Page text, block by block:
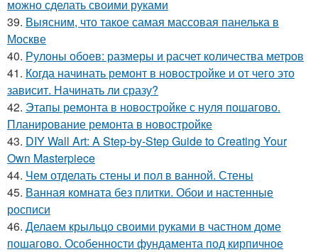
можно сделать своими руками
39. Выясним, что такое самая массовая панелька в
Москве
40. Рулоны обоев: размеры и расчет количества метров
41. Когда начинать ремонт в новостройке и от чего это
зависит. Начинать ли сразу?
42. Этапы ремонта в новостройке с нуля пошагово.
Планирование ремонта в новостройке
43. DIY Wall Art: A Step-by-Step Guide to Creating Your
Own Masterpiece
44. Чем отделать стены и пол в ванной. Стены
45. Ванная комната без плитки. Обои и настенные
росписи
46. Делаем крыльцо своими руками в частном доме
пошагово. Особенности фундамента под кирпичное